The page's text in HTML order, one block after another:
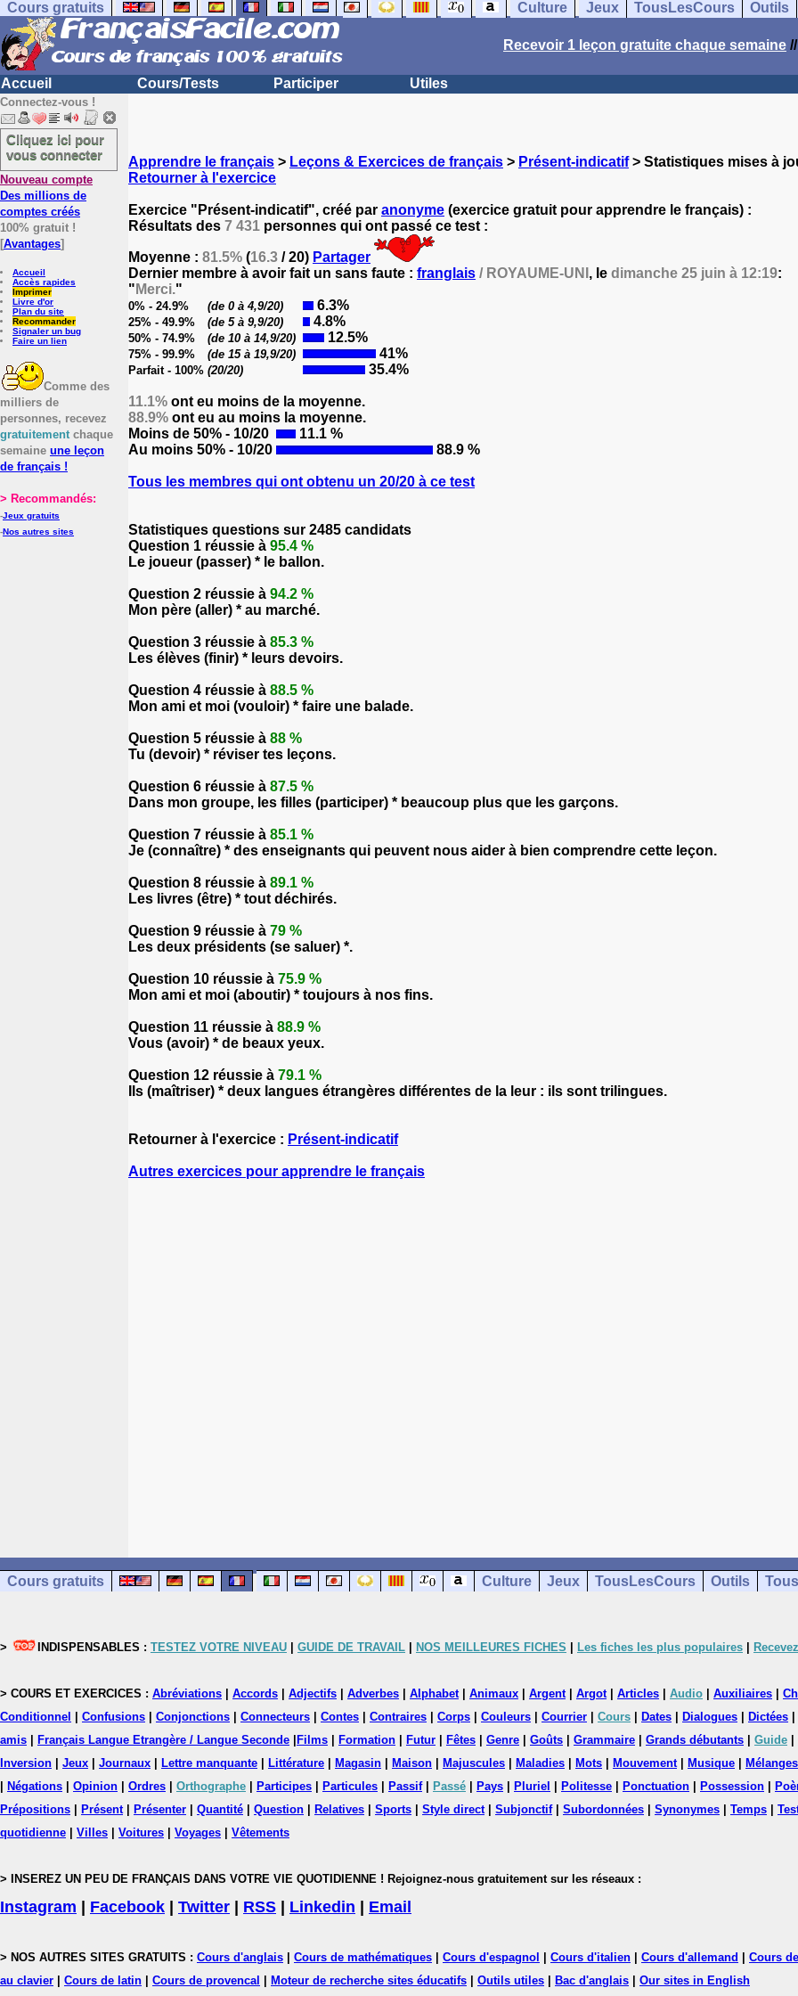
Cours gratuits Culture Jeux TousLesCours Outils
Recevoir 1 leçon gratuite chaque semaine //
Accueil Cours/Tests Participer Utiles
Connectez-vous !
Cliquez ici pour
vous connecter
Nouveau compte
Des millions de
comptes créés
100% gratuit !
[Avantages]
Accueil
Accès rapides
Imprimer
Livre d'or
Plan du site
Recommander
Signaler un bug
Faire un lien
Comme des
milliers de
personnes, recevez
gratuitementchaque
semaine une leçon
de français !
> Recommandés:
-Jeux gratuits
-Nos autres sites
Apprendre le français > Leçons & Exercices de français > Présent-indicatif> Statistiques mises à
Retourner à l'exercice
Exercice "Présent-indicatif", créé par anonyme (exercice gratuit pour apprendre le français) :
Résultats des 7 431 personnes qui ont passé ce test :
Moyenne : 81.5% (16.3 / 20) Partager
Dernier membre à avoir fait un sans faute : franglais / ROYAUME-UNI , le dimanche 25 juin à 12:19:
" Merci."
0% - 24.9% (de 0 à 4,9/20) 6.3%
25% - 49.9% (de 5 à 9,9/20) 4.8%
50% - 74.9% (de 10 à 14,9/20) 12.5%
75% - 99.9% (de 15 à 19,9/20) 41%
Parfait - 100% (20/20) 35.4%
11.1% ont eu moins de la moyenne.
88.9% ont eu au moins la moyenne.
Moins de 50% - 10/20
11.1 %
Au moins 50% - 10/20
88.9 %
Tous les membres qui ont obtenu un 20/20 à ce test
Statistiques questions sur 2485 candidats
Question 1 réussie à 95.4 %
Le joueur (passer) * le ballon.
Question 2 réussie à 94.2 %
Mon père (aller) * au marché.
Question 3 réussie à 85.3 %
Les élèves (finir) * leurs devoirs.
Question 4 réussie à 88.5 %
Mon ami et moi (vouloir) * faire une balade.
Question 5 réussie à 88 %
Tu (devoir) * réviser tes leçons.
Question 6 réussie à 87.5 %
Dans mon groupe, les filles (participer) * beaucoup plus que les garçons.
Question 7 réussie à 85.1 %
Je (connaître) * des enseignants qui peuvent nous aider à bien comprendre cette leçon.
Question 8 réussie à 89.1 %
Les livres (être) * tout déchirés.
Question 9 réussie à 79 %
Les deux présidents (se saluer) *.
Question 10 réussie à 75.9 %
Mon ami et moi (aboutir) * toujours à nos fins.
Question 11 réussie à 88.9 %
Vous (avoir) * de beaux yeux.
Question 12 réussie à 79.1 %
Ils (maîtriser) * deux langues étrangères différentes de la leur : ils sont trilingues.
Retourner à l'exercice : Présent-indicatif
Autres exercices pour apprendre le français
Cours gratuits Culture Jeux TousLesCours Outils
> INDISPENSABLES : TESTEZ VOTRE NIVEAU GUIDE DE TRAVAIL NOS MEILLEURES FICHES Les fiches les plus populaires
> COURS ET EXERCICES : Abréviations Accords Adjectifs Adverbes Alphabet| Animaux Argent| Argot| Articles Audio Auxiliaires
Conditionnel
Confusions Conjonctions Connecteurs Contes Contraires Corps Couleurs Courrier Cours Dates Dialogues Dictées
amis
Français Langue Etrangère / Langue Seconde Films Formation Futur Fêtes Genre Goûts Grammaire Grands débutants Guide
Inversion
Jeux Journaux Lettre manquante Littérature Magasin Maison Majuscules Maladies Mots Mouvement| Musique Mélanges
Négations Opinion Ordres Orthographe Participes Particules Passif| Passé Pays Pluriel Politesse Ponctuation Possession
Prépositions
Présent| Présenter Quantité Question Relatives Sports Style direct| Subjonctif| Subordonnées Synonymes Temps
quotidienne
Villes Voitures Voyages Vêtements
> INSEREZ UN PEU DE FRANÇAIS DANS VOTRE VIE QUOTIDIENNE ! Rejoignez-nous gratuitement sur les réseaux :
Instagram Facebook Twitter RSS Linkedin Email
> NOS AUTRES SITES GRATUITS : Cours d'anglais Cours de mathématiques Cours d'espagnol Cours d'italien Cours d'allemand Cours
au clavier
Cours de latin Cours de provencal Moteur de recherche sites éducatifs Outils utiles Bac d'anglais Our sites in English